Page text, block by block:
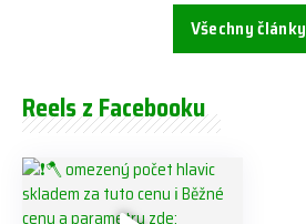
Všechny články
Reels z Facebooku